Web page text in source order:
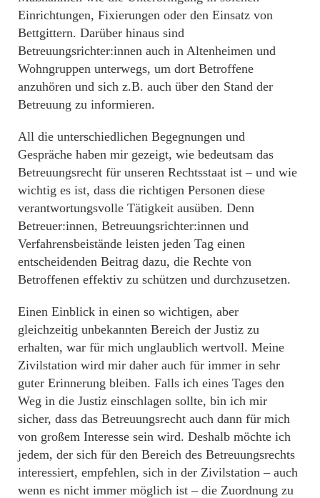
Einrichtungen, Fixierungen oder den Einsatz von
Bettgittern. Darüber hinaus sind
Betreuungsrichter:innen auch in Altenheimen und
Wohngruppen unterwegs, um dort Betroffene
anzuhören und sich z.B. auch über den Stand der
Betreuung zu informieren.
All die unterschiedlichen Begegnungen und
Gespräche haben mir gezeigt, wie bedeutsam das
Betreuungsrecht für unseren Rechtsstaat ist – und wie
wichtig es ist, dass die richtigen Personen diese
verantwortungsvolle Tätigkeit ausüben. Denn
Betreuer:innen, Betreuungsrichter:innen und
Verfahrensbeistände leisten jeden Tag einen
entscheidenden Beitrag dazu, die Rechte von
Betroffenen effektiv zu schützen und durchzusetzen.
Einen Einblick in einen so wichtigen, aber
gleichzeitig unbekannten Bereich der Justiz zu
erhalten, war für mich unglaublich wertvoll. Meine
Zivilstation wird mir daher auch für immer in sehr
guter Erinnerung bleiben. Falls ich eines Tages den
Weg in die Justiz einschlagen sollte, bin ich mir
sicher, dass das Betreuungsrecht auch dann für mich
von großem Interesse sein wird. Deshalb möchte ich
jedem, der sich für den Bereich des Betreuungsrechts
interessiert, empfehlen, sich in der Zivilstation – auch
wenn es nicht immer möglich ist – die Zuordnung zu